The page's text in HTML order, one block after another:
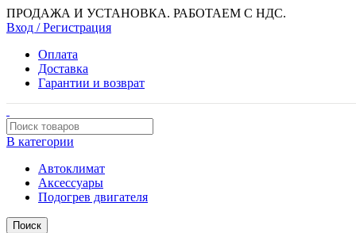
ПРОДАЖА И УСТАНОВКА. РАБОТАЕМ С НДС.
Вход / Регистрация
Оплата
Доставка
Гарантии и возврат
В категории
Автоклимат
Аксессуары
Подогрев двигателя
Поиск